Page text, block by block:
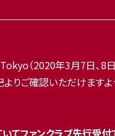
（2020年3月7日、8
りご確認いただけますよ
てファンクラブ先行受